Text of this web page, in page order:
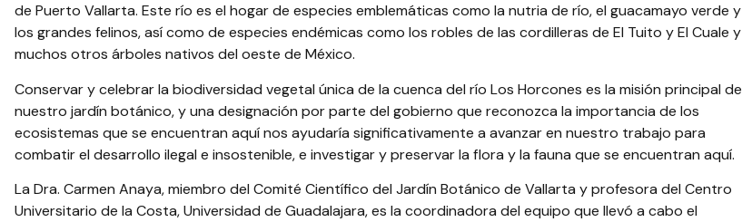
de Puerto Vallarta. Este río es el hogar de especies emblemáticas como la nutria de río, el guacamayo verde y
los grandes felinos, así como de especies endémicas como los robles de las cordilleras de El Tuito y El Cuale y
muchos otros árboles nativos del oeste de México.
Conservar y celebrar la biodiversidad vegetal única de la cuenca del río Los Horcones es la misión principal de
nuestro jardín botánico, y una designación por parte del gobierno que reconozca la importancia de los
ecosistemas que se encuentran aquí nos ayudaría significativamente a avanzar en nuestro trabajo para
combatir el desarrollo ilegal e insostenible, e investigar y preservar la flora y la fauna que se encuentran aquí.
La Dra. Carmen Anaya, miembro del Comité Científico del Jardín Botánico de Vallarta y profesora del Centro
Universitario de la Costa, Universidad de Guadalajara, es la coordinadora del equipo que llevó a cabo el